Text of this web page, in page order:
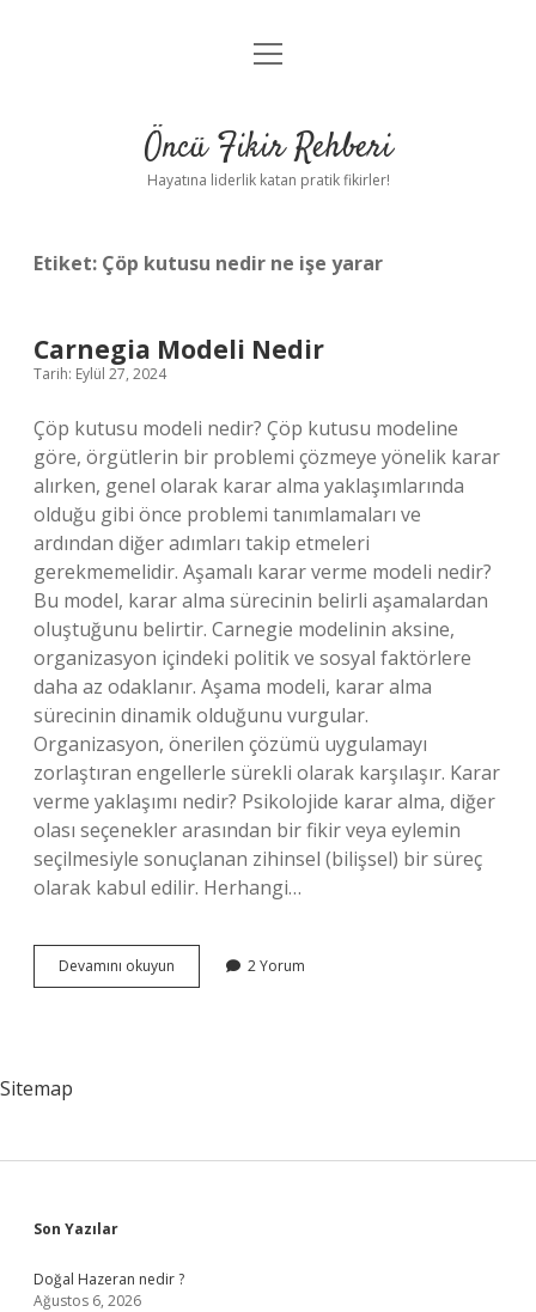
Anasayfa
Yasal Uyarı
menüyü
Öncü Fikir Rehberi
Hayatına liderlik katan pratik fikirler!
Etiket: Çöp kutusu nedir ne işe yarar
Carnegia Modeli Nedir
Tarih: Eylül 27, 2024
Çöp kutusu modeli nedir? Çöp kutusu modeline
göre, örgütlerin bir problemi çözmeye yönelik karar
alırken, genel olarak karar alma yaklaşımlarında
olduğu gibi önce problemi tanımlamaları ve
ardından diğer adımları takip etmeleri
gerekmemelidir. Aşamalı karar verme modeli nedir?
Bu model, karar alma sürecinin belirli aşamalardan
oluştuğunu belirtir. Carnegie modelinin aksine,
organizasyon içindeki politik ve sosyal faktörlere
daha az odaklanır. Aşama modeli, karar alma
sürecinin dinamik olduğunu vurgular.
Organizasyon, önerilen çözümü uygulamayı
zorlaştıran engellerle sürekli olarak karşılaşır. Karar
verme yaklaşımı nedir? Psikolojide karar alma, diğer
olası seçenekler arasından bir fikir veya eylemin
seçilmesiyle sonuçlanan zihinsel (bilişsel) bir süreç
olarak kabul edilir. Herhangi…
Devamını okuyun Carnegia
Modeli
2 Yorum
Sitemap
Sidebar
Son Yazılar
Doğal Hazeran nedir ?
Ağustos 6, 2026